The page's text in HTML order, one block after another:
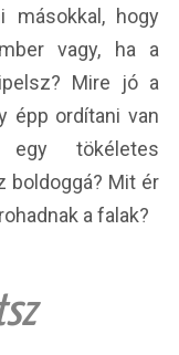
másokkal, hogy
vagy, ha a
Mire jó a
épp ordítani van
egy tökéletes
boldoggá? Mit ér
a falak?